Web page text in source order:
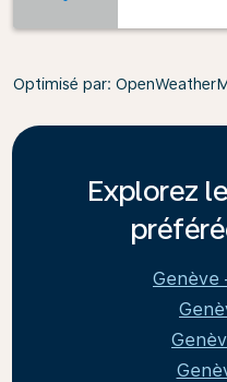
Optimisé par:
Explorez
Genève